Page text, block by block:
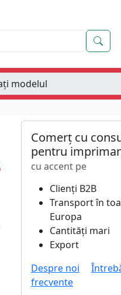
Comerț cu
pentru
cu accent pe
Clienți B2B
Transport în
Europa
Cantități mari
Export
Despre noi
frecvente